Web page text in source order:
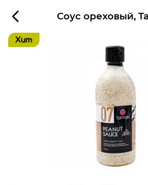
Соус ореховый,